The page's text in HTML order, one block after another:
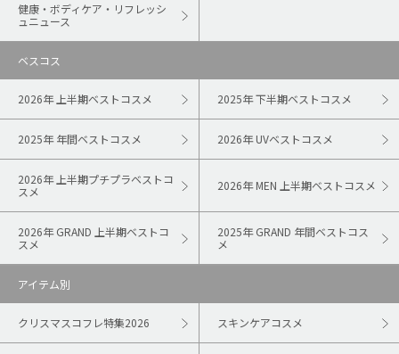
健康・ボディケア・リフレッシ
ュニュース
ベスコス
2026年 上半期ベストコスメ 2025年 下半期ベストコスメ
2025年 年間ベストコスメ 2026年 UVベストコスメ
2026年 上半期プチプラベストコ
スメ
2026年 MEN 上半期ベストコスメ
2026年 GRAND 上半期ベストコ
スメ
2025年 GRAND 年間ベストコス
メ
アイテム別
クリスマスコフレ特集2026 スキンケアコスメ